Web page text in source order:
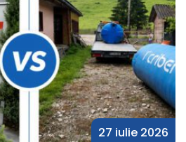
27 iulie 2026